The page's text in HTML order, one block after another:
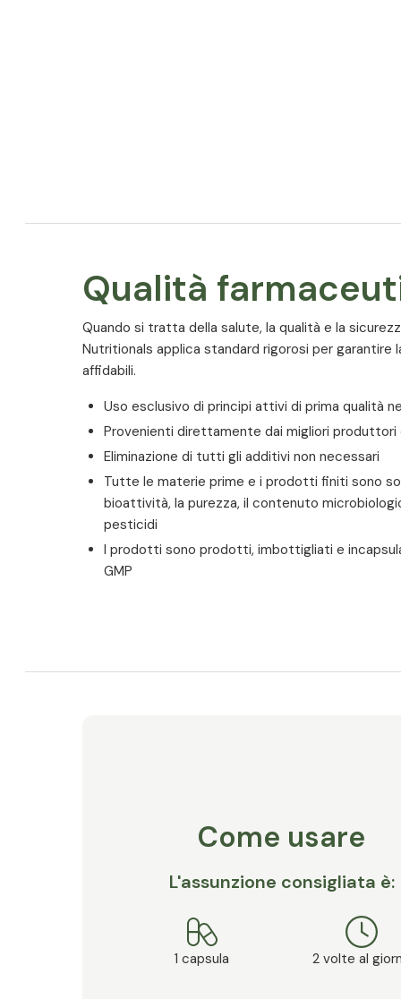
Qualità
Quando si tratta della salute, la qualità e la
Nutritionals applica standard rigorosi per garantire
affidabili.
Uso esclusivo di principi attivi di prima qualità
Provenienti direttamente dai migliori produttori
Eliminazione di tutti gli additivi non necessari
Tutte le materie prime e i prodotti finiti sono
bioattività, la purezza, il contenuto
pesticidi
I prodotti sono prodotti, imbottigliati e
GMP
Come usare
L'assunzione consigliata è:
1 capsula 2 volte al